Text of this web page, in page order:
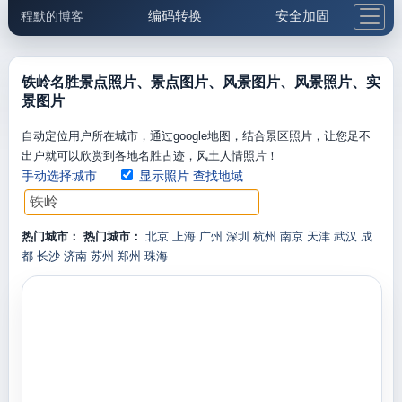
程默的博客 编码转换 安全加固
邮件工具 生活便民 更多工具
铁岭名胜景点照片、景点图片、风景图片、风景照片、实
景图片
自动定位用户所在城市，通过google地图，结合景区照片，让您足不
出户就可以欣赏到各地名胜古迹，风土人情照片！
手动选择城市 显示照片 查找地域
热门城市： 热门城市： 北京 上海 广州 深圳 杭州 南京 天津 武汉 成
都 长沙 济南 苏州 郑州 珠海